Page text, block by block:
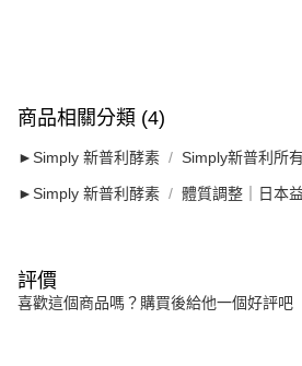
商品相關分類 (4)
►Simply 新普利酵素 Simply新普利所
►Simply 新普利酵素 體質調整｜日本
評價
喜歡這個商品嗎？購買後給他一個好評吧